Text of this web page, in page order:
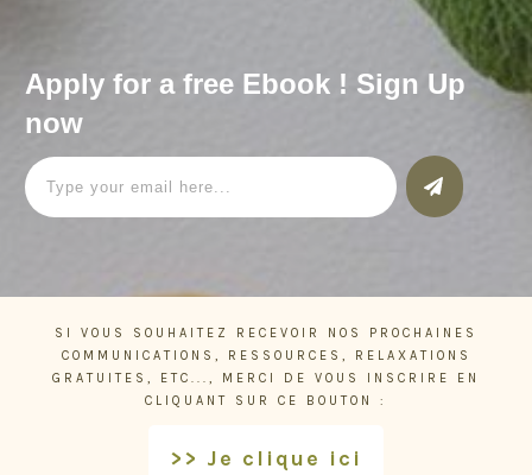
Apply for a free Ebook ! Sign Up
now
SI VOUS SOUHAITEZ RECEVOIR NOS PROCHAINES
COMMUNICATIONS, RESSOURCES, RELAXATIONS
GRATUITES, ETC..., MERCI DE VOUS INSCRIRE EN
CLIQUANT SUR CE BOUTON :
>> Je clique ici